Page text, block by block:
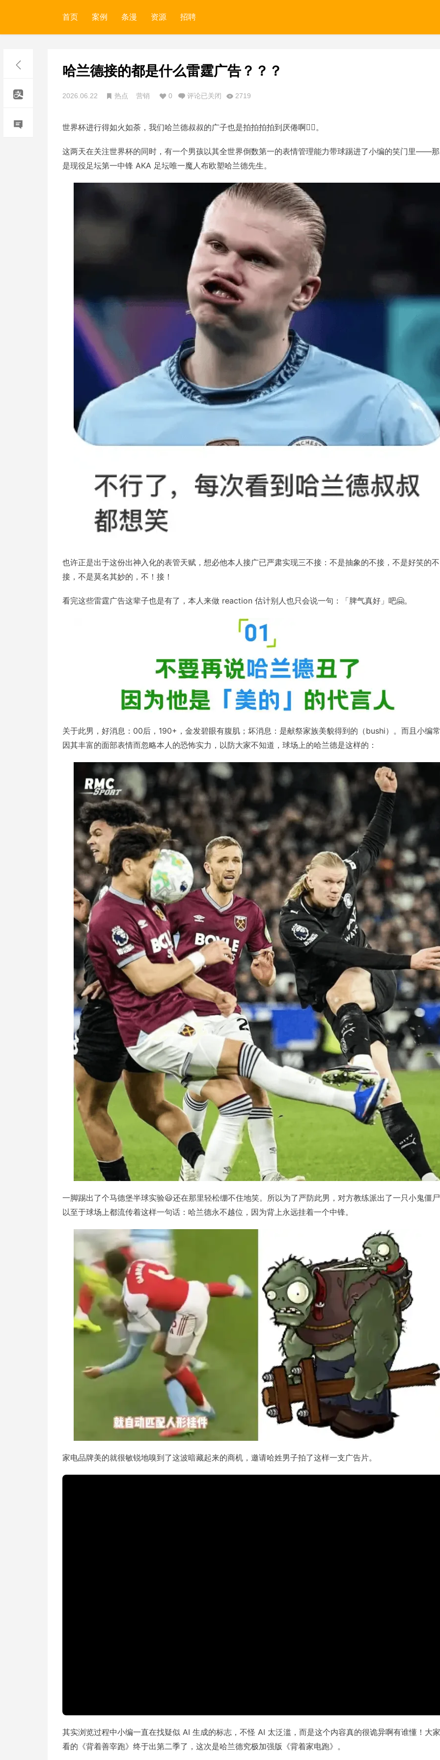
首页 案例 条漫 资源 招聘
哈兰德接的都是什么雷霆广告？？？
2026.06.22 热点 营销 0 评论已关闭 2719
世界杯进行得如火如荼，我们哈兰德叔叔的广子也是拍拍拍拍到厌倦啊☝🏻。
这两天在关注世界杯的同时，有一个男孩以其全世界倒数第一的表情管理能力带球踢进了小编的笑门里——
是现役足坛第一中锋 AKA 足坛唯一魔人布欧塑哈兰德先生。
也许正是出于这份出神入化的表管天赋，想必他本人接广已严肃实现三不接：不是抽象的不接，不是好笑的不
接，不是莫名其妙的，不！接！
看完这些雷霆广告这辈子也是有了，本人来做 reaction 估计别人也只会说一句：「脾气真好」吧🤗。
关于此男，好消息：00后，190+，金发碧眼有腹肌；坏消息：是献祭家族美貌得到的（bushi）。而且小编
因其丰富的面部表情而忽略本人的恐怖实力，以防大家不知道，球场上的哈兰德是这样的：
一脚踢出了个马德堡半球实验😃还在那里轻松绷不住地笑。所以为了严防此男，对方教练派出了一只小鬼僵
以至于球场上都流传着这样一句话：哈兰德永不越位，因为背上永远挂着一个中锋。
家电品牌美的就很敏锐地嗅到了这波暗藏起来的商机，邀请哈姓男子拍了这样一支广告片。
其实浏览过程中小编一直在找疑似 AI 生成的标志，不怪 AI 太泛滥，而是这个内容真的很诡异啊有谁懂！大
看的《背着善宰跑》终于出第二季了，这次是哈兰德究极加强版《背着家电跑》。